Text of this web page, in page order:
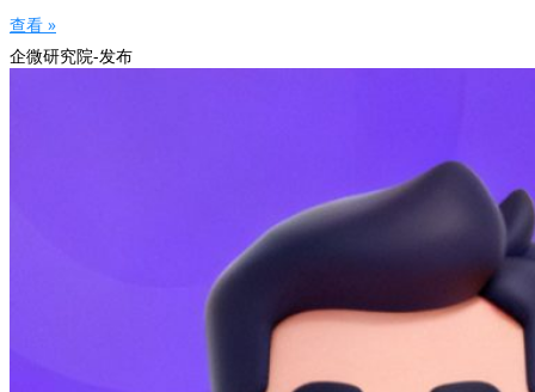
查看 »
企微研究院-发布